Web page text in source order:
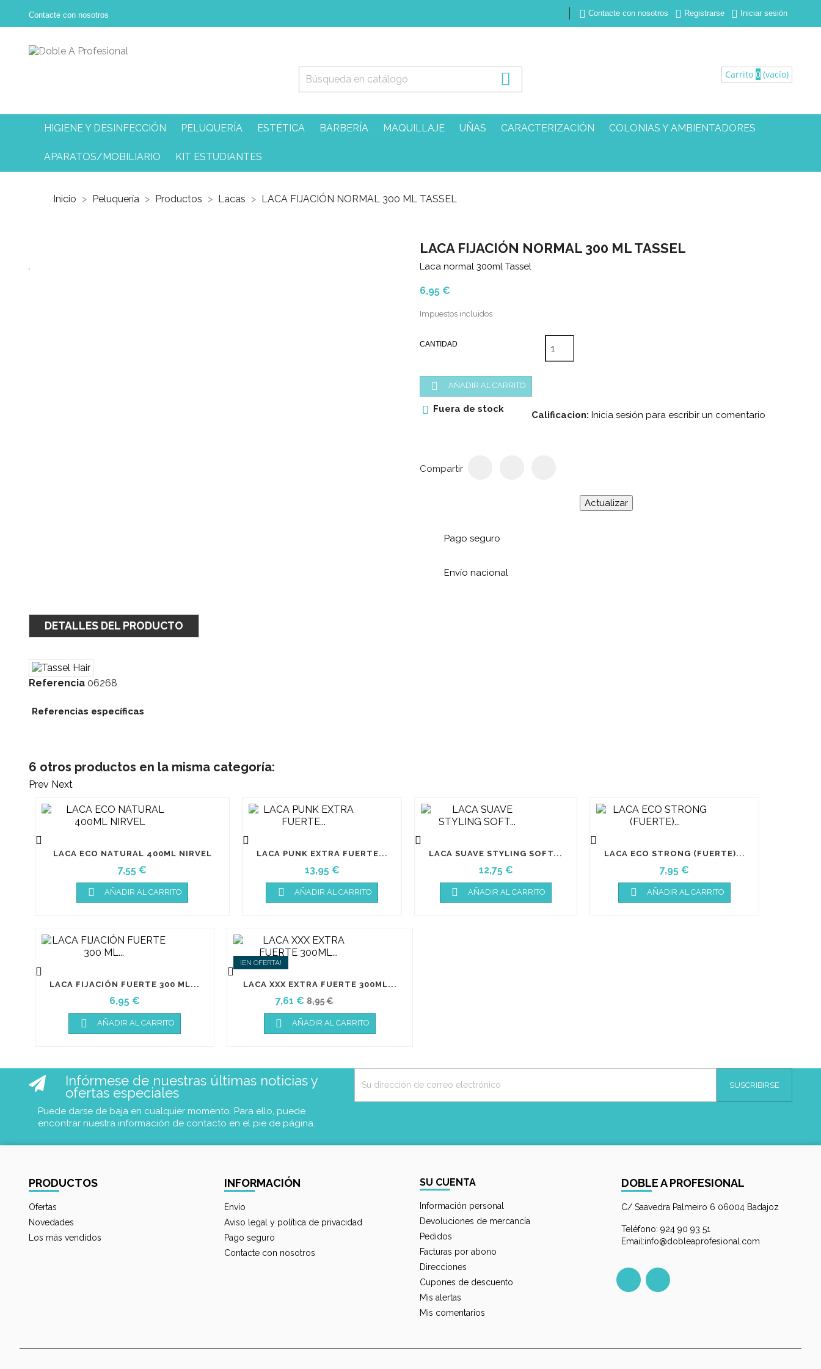
Contacte con nosotros  Contacte con nosotros  Registrarse  Iniciar sesión
 Carrito 0 (vacío)
HIGIENE Y DESINFECCIÓN PELUQUERÍA ESTÉTICA BARBERÍA MAQUILLAJE UÑAS CARACTERIZACIÓN COLONIAS Y AMBIENTADORES
APARATOS/MOBILIARIO KIT ESTUDIANTES
Inicio Peluquería Productos Lacas LACA FIJACIÓN NORMAL 300 ML TASSEL
LACA FIJACIÓN NORMAL 300 ML TASSEL
Laca normal 300ml Tassel
6,95 €
Impuestos incluidos
CANTIDAD
 AÑADIR AL CARRITO
 Fuera de stock
Calificacion: Inicia sesión para escribir un comentario
Compartir
Pago seguro
Envío nacional
DETALLES DEL PRODUCTO
Referencia 06268
Referencias específicas
6 otros productos en la misma categoría:
Prev Next

LACA ECO NATURAL 400ML NIRVEL
Precio
7,55 €
 AÑADIR AL CARRITO

LACA PUNK EXTRA FUERTE...
Precio
13,95 €
 AÑADIR AL CARRITO

LACA SUAVE STYLING SOFT...
Precio
12,75 €
 AÑADIR AL CARRITO

LACA ECO STRONG (FUERTE)...
Precio
7,95 €
 AÑADIR AL CARRITO

LACA FIJACIÓN FUERTE 300 ML...
Precio
6,95 €
 AÑADIR AL CARRITO

LACA XXX EXTRA FUERTE 300ML...
Precio
7,61 € Precio
base
8,95 €
 AÑADIR AL CARRITO
¡EN OFERTA!
Infórmese de nuestras últimas noticias y
ofertas especiales
Puede darse de baja en cualquier momento. Para ello, puede
encontrar nuestra información de contacto en el pie de página.
PRODUCTOS
Ofertas
Novedades
Los más vendidos
INFORMACIÓN
Envío
Aviso legal y política de privacidad
Pago seguro
Contacte con nosotros
SU CUENTA
Información personal
Devoluciones de mercancía
Pedidos
Facturas por abono
Direcciones
Cupones de descuento
Mis alertas
Mis comentarios
DOBLE A PROFESIONAL
C/ Saavedra Palmeiro 6 06004 Badajoz
Teléfono: 924 90 93 51
Email:info@dobleaprofesional.com
Facebook